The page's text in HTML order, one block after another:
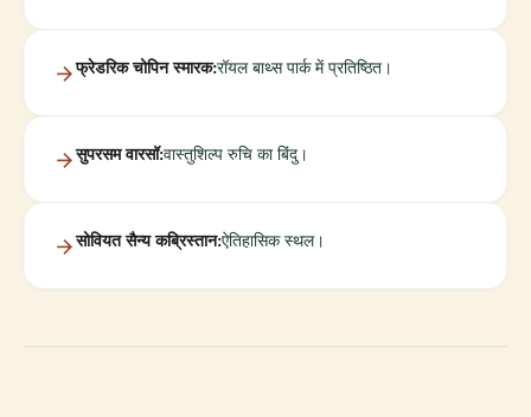
फ्रेडरिक चोपिन स्मारक:रॉयल बाथ्स पार्क में प्रतिष्ठित।
सुपरसम वारसॉ:वास्तुशिल्प रुचि का बिंदु।
सोवियत सैन्य कब्रिस्तान:ऐतिहासिक स्थल।